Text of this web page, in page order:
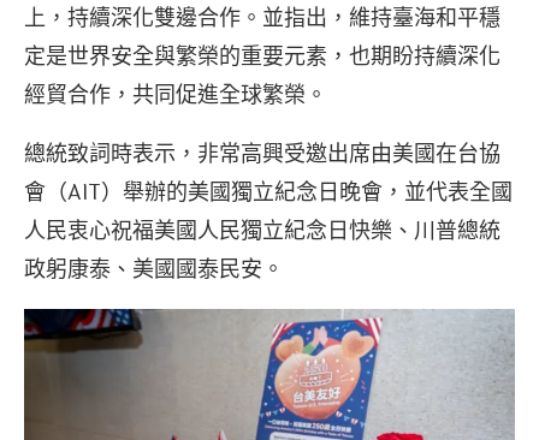
上，持續深化雙邊合作。並指出，維持臺海和平穩
定是世界安全與繁榮的重要元素，也期盼持續深化
經貿合作，共同促進全球繁榮。
總統致詞時表示，非常高興受邀出席由美國在台協
會（AIT）舉辦的美國獨立紀念日晚會，並代表全國
人民衷心祝福美國人民獨立紀念日快樂、川普總統
政躬康泰、美國國泰民安。